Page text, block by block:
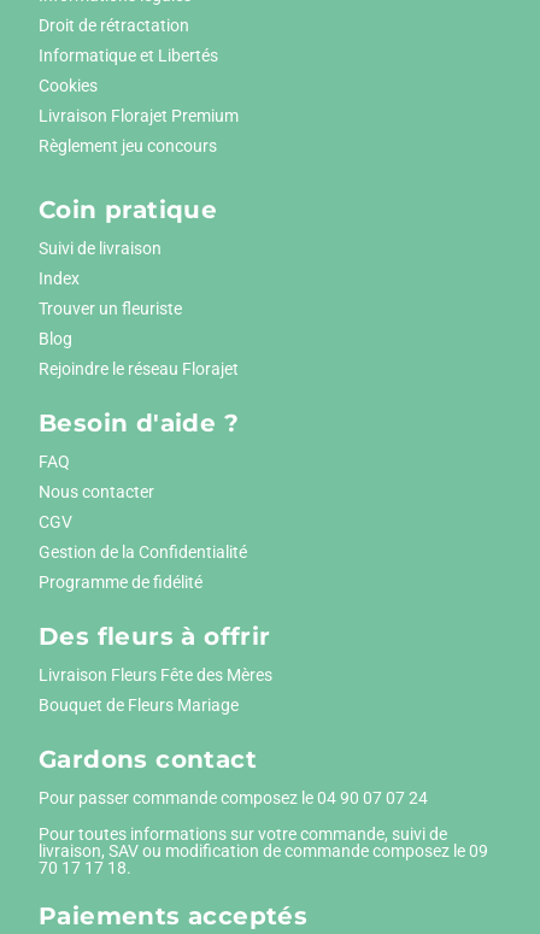
Droit de rétractation
Informatique et Libertés
Cookies
Livraison Florajet Premium
Règlement jeu concours
Coin pratique
Suivi de livraison
Index
Trouver un fleuriste
Blog
Rejoindre le réseau Florajet
Besoin d'aide ?
FAQ
Nous contacter
CGV
Gestion de la Confidentialité
Programme de fidélité
Des fleurs à offrir
Livraison Fleurs Fête des Mères
Bouquet de Fleurs Mariage
Gardons contact
Pour passer commande composez le04 90 07 07 24
Pour toutes informations sur votre commande, suivi de
livraison, SAV ou modification de commande composez le 09
70 17 17 18.
Paiements acceptés